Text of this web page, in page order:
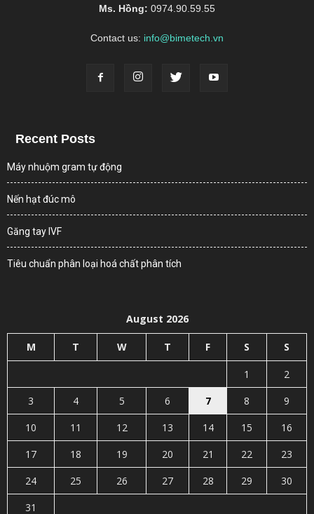
Ms. Hồng: 0974.90.59.55
Contact us: info@bimetech.vn
Recent Posts
Máy nhuộm gram tự động
Nến hạt đúc mô
Găng tay IVF
Tiêu chuẩn phân loại hoá chất phân tích
August 2026
M T W T F S S
1
2
3
4 5 6 7 8
9
10
11 12 13 14 15
16
17
18 19 20 21 22
23
24
25 26 27 28 29
30
31